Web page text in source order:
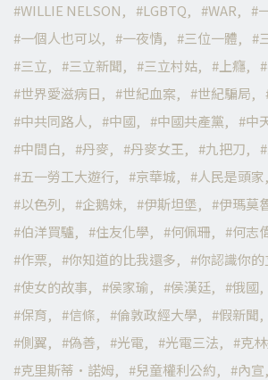
WILLIE NELSON
LGBTQ WAR
一個人也可以
一夜情 三位一體
三立
三立新聞 三立村姑 上癮
世界愛滋病日
世紀血案 世紀騙局
中共同路人
中國 中國共產黨 中
中間白
丹麥 丹麥女王 九把刀
五一勞工大遊行
京華城 人民是頭家
以色列
企鵝妹 伊斯坦堡 伊瑪莫
伯洋買驢
住友化學 何佩珊 何志
作票
你知道的比我還多
你認識你的
使女的故事
侯家瑜 侯漢廷 俄國
保育
信條 倫敦政經大學 假新聞
側翼
偽善 光電 光電三法
克
克里斯蒂·諾姆
兒童權利公約 內宣